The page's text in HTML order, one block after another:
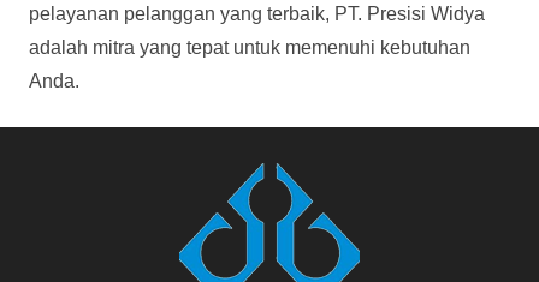
pelayanan pelanggan yang terbaik, PT. Presisi Widya
adalah mitra yang tepat untuk memenuhi kebutuhan
Anda.